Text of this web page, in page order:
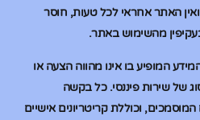
האתר אחראי לכל טעות, חוסר
מהשימוש באתר.
המופיע בו אינו מהווה הצעה או
של שירות פיננסי. כל בקשה
וכוללת קריטריונים אישיים